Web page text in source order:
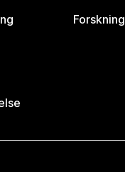
Forskning